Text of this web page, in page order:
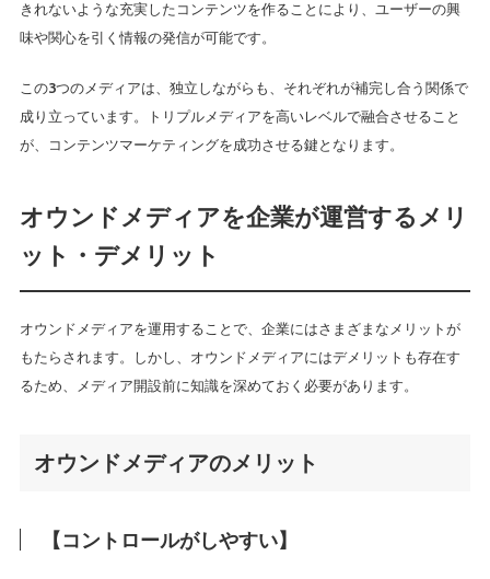
きれないような充実したコンテンツを作ることにより、ユーザーの興
味や関心を引く情報の発信が可能です。
この3つのメディアは、独立しながらも、それぞれが補完し合う関係で
成り立っています。トリプルメディアを高いレベルで融合させること
が、コンテンツマーケティングを成功させる鍵となります。
オウンドメディアを企業が運営するメリ
ット・デメリット
オウンドメディアを運用することで、企業にはさまざまなメリットが
もたらされます。しかし、オウンドメディアにはデメリットも存在す
るため、メディア開設前に知識を深めておく必要があります。
オウンドメディアのメリット
【コントロールがしやすい】